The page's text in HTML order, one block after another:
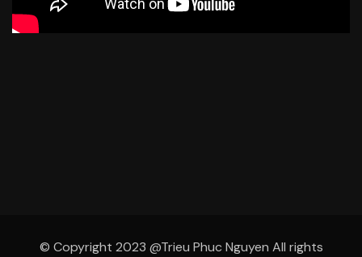
© Copyright 2023 @Trieu Phuc Nguyen All rights